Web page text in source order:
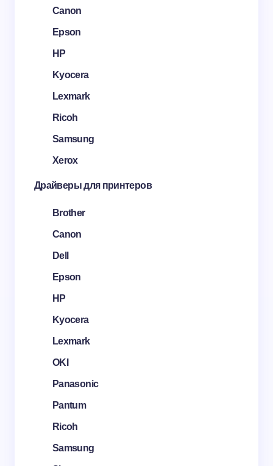
Canon
Epson
HP
Kyocera
Lexmark
Ricoh
Samsung
Xerox
Драйверы для принтеров
Brother
Canon
Dell
Epson
HP
Kyocera
Lexmark
OKI
Panasonic
Pantum
Ricoh
Samsung